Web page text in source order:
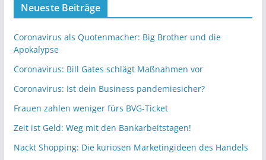
Neueste Beiträge
Coronavirus als Quotenmacher: Big Brother und die
Apokalypse
Coronavirus: Bill Gates schlägt Maßnahmen vor
Coronavirus: Ist dein Business pandemiesicher?
Frauen zahlen weniger fürs BVG-Ticket
Zeit ist Geld: Weg mit den Bankarbeitstagen!
Nackt Shopping: Die kuriosen Marketingideen des Handels